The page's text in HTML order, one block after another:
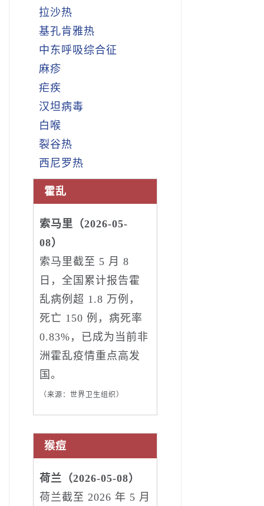
拉沙热
基孔肯雅热
中东呼吸综合征
麻疹
疟疾
汉坦病毒
白喉
裂谷热
西尼罗热
霍乱
索马里（2026-05-
08）
索马里截至 5 月 8
日，全国累计报告霍
乱病例超 1.8 万例，
死亡 150 例，病死率
0.83%，已成为当前非
洲霍乱疫情重点高发
国。
（来源：世界卫生组织）
猴痘
荷兰（2026-05-08）
荷兰截至 2026 年 5 月